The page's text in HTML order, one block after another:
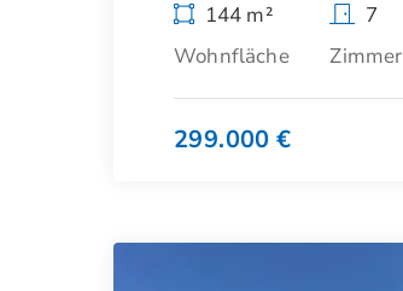
144 m²
Wohnfläche
7
Zimmer
299.000 €